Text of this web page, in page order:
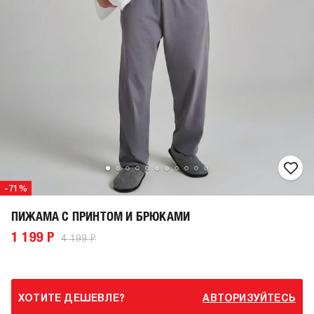
-71%
ПИЖАМА С ПРИНТОМ И БРЮКАМИ
1 199 Р 4 199 Р
ХОТИТЕ ДЕШЕВЛЕ? АВТОРИЗУЙТЕСЬ